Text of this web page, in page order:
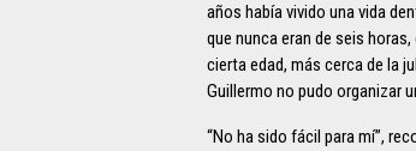
años había vivido una vida
que nunca eran de seis
cierta edad, más cerca de la
Guillermo no pudo organizar
“No ha sido fácil para mí”,